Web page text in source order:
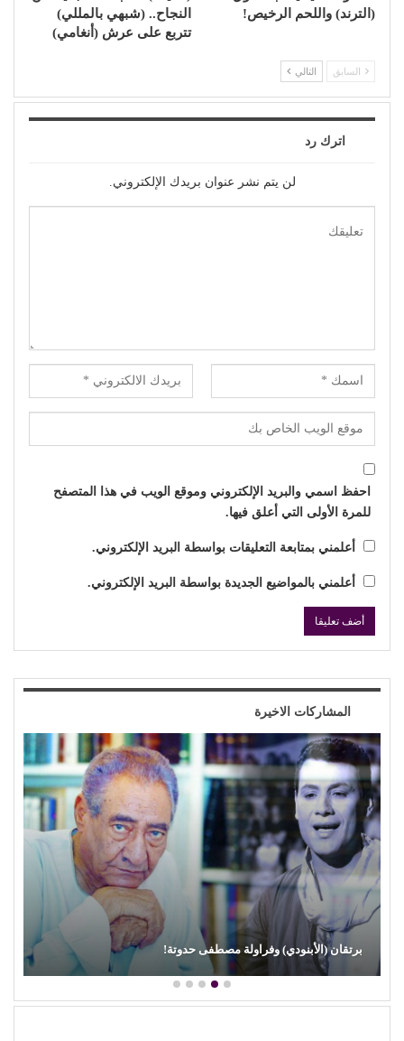
(الترند) واللحم الرخيص!
النجاح.. (شبهي بالمللي)
تتربع على عرش (أنغامي)
السابق التالي
اترك رد
لن يتم نشر عنوان بريدك الإلكتروني.
احفظ اسمي والبريد الإلكتروني وموقع الويب في هذا المتصفح
للمرة الأولى التي أعلق فيها.
أعلمني بمتابعة التعليقات بواسطة البريد الإلكتروني.
أعلمني بالمواضيع الجديدة بواسطة البريد الإلكتروني.
المشاركات الاخيرة
برتقان (الأبنودي) وفراولة مصطفى حدوتة!